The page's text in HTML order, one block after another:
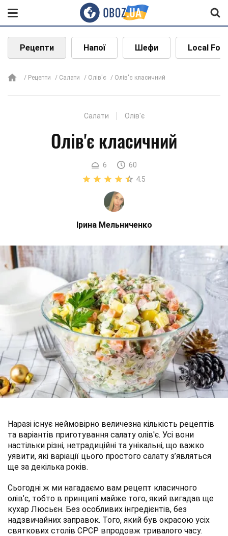
Рецепти Напої Шефи Local
Рецепти Салати Олів'є Олів'є класичний
Салати Олів'є
Олів'є класичний
6
60
4.5
Ірина Мельниченко
Наразі існує неймовірно величезна кількість рецептів
та варіантів приготування салату олів'є. Усі вони
настільки різні, нетрадиційні та унікальні, що важко
уявити, які варіації цього простого салату з’являться
ще за декілька років.
Сьогодні ж ми нагадаємо вам рецепт класичного
олів’є, тобто в принципі майже того, який вигадав ще
кухар Люсьєн. Без особливих інгредієнтів, без
надзвичайних заправок. Того, який був окрасою усіх
святкових столів СРСР впродовж тривалого часу.